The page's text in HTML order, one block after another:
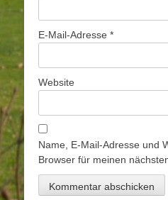
E-Mail-Adresse *
Website
Name, E-Mail-Adresse und
Browser für meinen